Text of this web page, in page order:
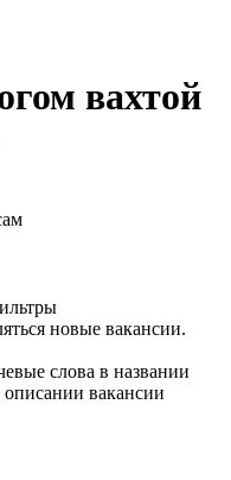
вахтой
новые вакансии.
слова в названии
вакансии